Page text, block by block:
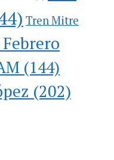
Tren Mitre
(144)
(202)